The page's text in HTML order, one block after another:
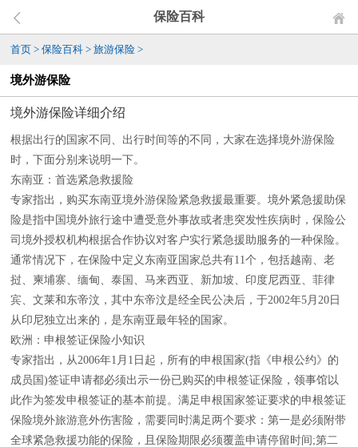
保险百科
首页 > 保险百科 > 旅游保险 >
境外游保险
境外游保险详细介绍
根据出行的国家不同、出行时间等的不同，大家在选择境外游保险
时，下面分别来说明一下。
东南亚：首选紧急救援险
专家指出，购买东南亚境外游保险紧急救援最重要。境外紧急援助保
险是指中国境外旅行途中遭受意外事故或者患突发性疾病时，保险公
司境外授权机构根据合作协议对客户实行紧急援助服务的一种保险。
通常情况下，在保险中定义东南亚国家总共有11个，包括越南、老
挝、柬埔寨、缅甸、泰国、马来西亚、新加坡、印度尼西亚、菲律
宾、文莱和东帝汶，其中东帝汶是经全民公决后，于2002年5月20日
从印尼独立出来的，是东南亚最年轻的国家。
欧洲：申根签证保险小知识
专家指出，从2006年1月1日起，所有的申根国家(指《申根公约》的
成员国)签证申请都必须出示一份已购买的申根签证保险，领事馆以
此作为签发申根签证的基本前提。满足申根国家签证要求的申根签证
保险境外旅游意外伤害险，需要同时满足两个要求：第一是必须附带
全球紧急救援功能的保险，且保险期限必须覆盖申请停留时间;第二